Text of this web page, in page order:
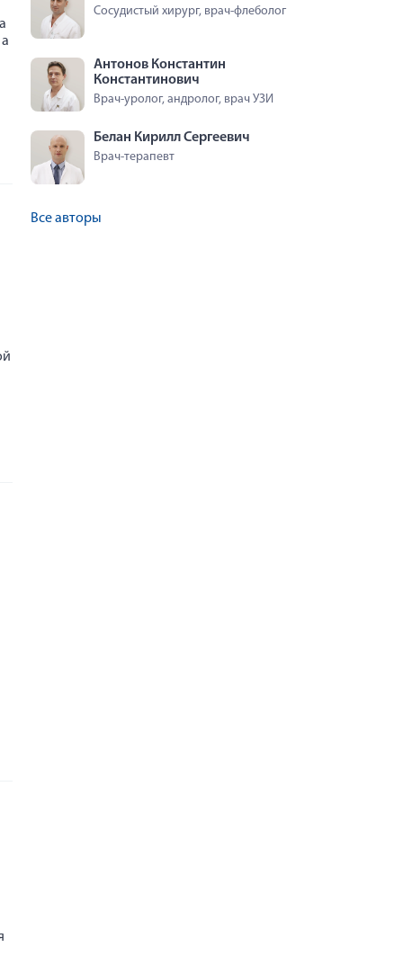
Сосудистый хирург, врач-флеболог
Антонов Константин
Константинович
Врач-уролог, андролог, врач УЗИ
Белан Кирилл Сергеевич
Врач-терапевт
Все авторы